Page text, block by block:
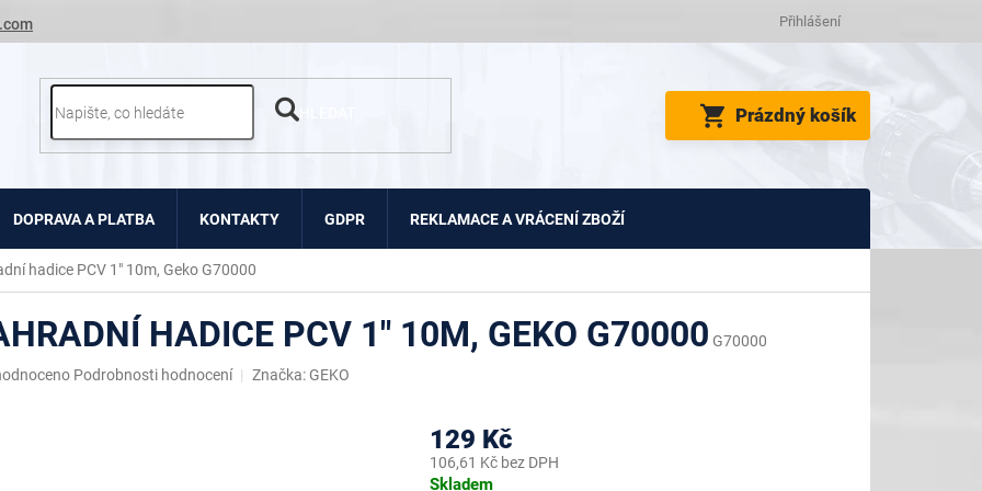
Přihlášení
NÁKUPNÍ
KOŠÍK
Prázdný košík
DOPRAVA A PLATBA KONTAKTY GDPR REKLAMACE A VRÁCENÍ ZBOŽÍ
hadice PCV 1" 10m, Geko G70000
HADICE PCV 1" 10M, GEKO G70000 G70000
Podrobnosti hodnocení Značka: GEKO
129 Kč
106,61 Kč bez DPH
Měrná
Skladem